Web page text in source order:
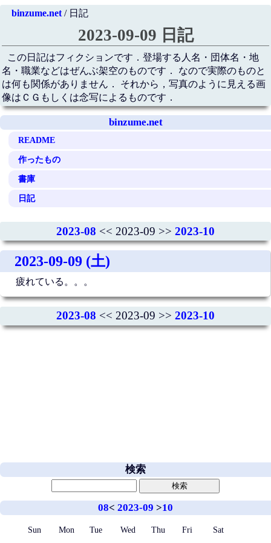
binzume.net/ 日記
2023-09-09 日記
この日記はフィクションです．登場する人名・団体名・地
名・職業などはぜんぶ架空のものです． なので実際のものと
は何も関係がありません． それから，写真のように見える画
像はＣＧもしくは念写によるものです．
binzume.net
README
作ったもの
書庫
日記
2023-08 << 2023-09 >> 2023-10
2023-09-09 (土)
疲れている。。。
2023-08 << 2023-09 >> 2023-10
検索
08< 2023-09 >10
Sun Mon Tue Wed Thu Fri Sat